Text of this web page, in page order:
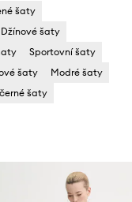
šaty
Džínové šaty
Sportovní šaty
šaty
Modré šaty
šaty